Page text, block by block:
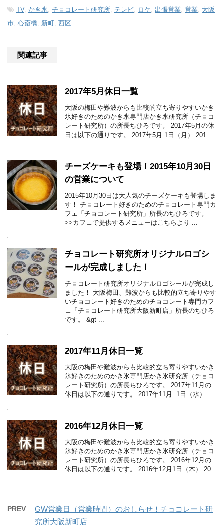
-TV, かき氷 チョコレート研究所 テレビ ロケ 出張営業 営業
大阪
市 心斎橋 新町 西区
関連記事
2017年5月休日一覧
大阪の梅田や難波からも比較的立ち寄りやすいかき
氷好きのためのかき氷専門店かき氷研究所（チョコ
レート研究所）の所長ちひろです。 2017年5月の休
日は以下の通りです。 2017年5月 1日（月） 201 ...
チーズケーキも登場！2015年10月30日
の営業について
2015年10月30日は大人気のチーズケーキも登場しま
す！ チョコレート好きのためのチョコレート専門カ
フェ「チョコレート研究所」所長のちひろです。
>>カフェで提供するメニューはこちらより ...
チョコレート研究所オリジナルロゴシ
ールが完成しました！
チョコレート研究所オリジナルロゴシールが完成し
ました！ 大阪梅田、難波からも比較的立ち寄りやす
いチョコレート好きのためのチョコレート専門カフ
ェ「チョコレート研究所大阪新町店」所長のちひろ
です。 &gt ...
2017年11月休日一覧
大阪の梅田や難波からも比較的立ち寄りやすいかき
氷好きのためのかき氷専門店かき氷研究所（チョコ
レート研究所）の所長ちひろです。 2017年11月の
休日は以下の通りです。 2017年11月 1日（水） ...
2016年12月休日一覧
大阪の梅田や難波からも比較的立ち寄りやすいかき
氷好きのためのかき氷専門店かき氷研究所（チョコ
レート研究所）の所長ちひろです。 2016年12月の
休日は以下の通りです。 2016年12月1日（木） 20
PREV
GW営業日（営業時間）のおしらせ！チョコレート研
究所大阪新町店